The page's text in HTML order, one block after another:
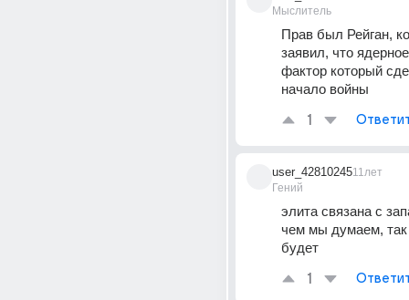
Мыслитель
Прав был Рейган,
заявил, что
фактор который
начало войны
1
user_42810245
Гений
11лет
элита связана с
чем мы думаем, так
будет
1